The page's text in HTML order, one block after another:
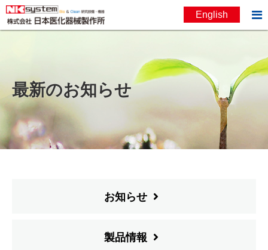
English 
最新のお知らせ
お知らせ
製品情報